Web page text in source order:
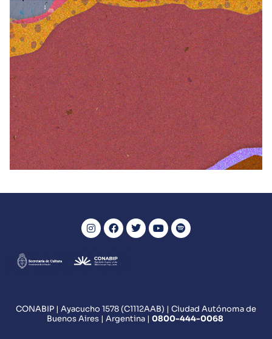
LIBROS
La leyenda del cerro
VER MÁS
CONABIP | Ayacucho 1578 (C1112AAB) | Ciudad Autónoma de
Buenos Aires | Argentina | 0800-444-0068